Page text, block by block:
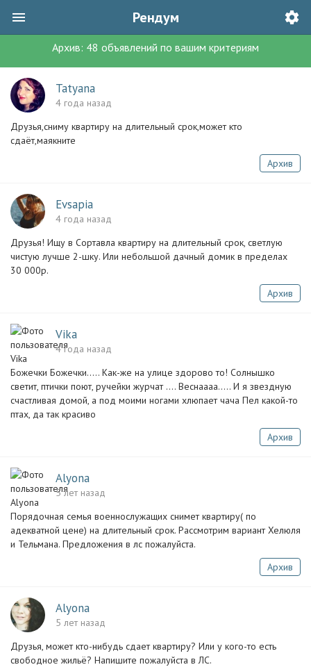
Рендум
Архив: 48 объявлений по вашим критериям
Tatyana
4 года назад
Друзья,сниму квартиру на длительный срок,может кто
сдаёт,маякните
Архив
Evsapia
4 года назад
Друзья! Ищу в Сортавла квартиру на длительный срок, светлую
чистую лучше 2-шку. Или небольшой дачный домик в пределах
30 000р.
Архив
Vika
4 года назад
Божечки Божечки..... Как-же на улице здорово то! Солнышко
светит, птички поют, ручейки журчат .... Веснаааа..... И я звездную
счастливая домой, а под моими ногами хлюпает чача Пел какой-то
птах, да так красиво
Архив
Alyona
5 лет назад
Порядочная семья военнослужащих снимет квартиру( по
адекватной цене) на длительный срок. Рассмотрим вариант Хелюля
и Тельмана. Предложения в лс пожалуйста.
Архив
Alyona
5 лет назад
Друзья, может кто-нибудь сдает квартиру? Или у кого-то есть
свободное жильё? Напишите пожалуйста в ЛС.